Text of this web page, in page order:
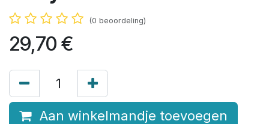
(0 beoordeling)
29,70 €
Aan winkelmandje toevoegen